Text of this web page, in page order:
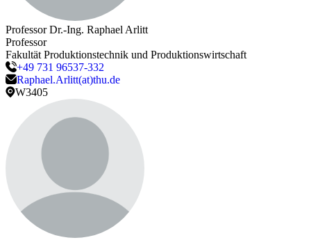
Professor Dr.-Ing. RaphaelArlitt
Professor
Fakultät Produktionstechnik und Produktionswirtschaft
+49 731 96537-332
Raphael.Arlitt(at)thu.de
W3405